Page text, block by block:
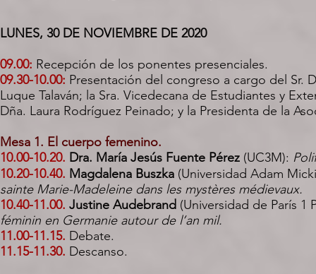
LUNES, 30 DE NOVIEMBRE DE 2020
09.00: Recepción de los ponentes presenciales.
09.30-10.00: Presentación del congreso a cargo del Sr.
Luque Talaván; la Sra. Vicedecana de Estudiantes y
Dña. Laura Rodríguez Peinado; y la Presidenta de la
Mesa 1. El cuerpo femenino.
10.00-10.20. Dra. María Jesús Fuente Pérez (UC3M):
10.20-10.40. Magdalena Buszka (Universidad Adam
sainte Marie-Madeleine dans les mystères médievaux.
10.40-11.00. Justine Audebrand (Universidad de París
féminin en Germanie autour de l’an mil.
11.00-11.15. Debate.
11.15-11.30. Descanso.